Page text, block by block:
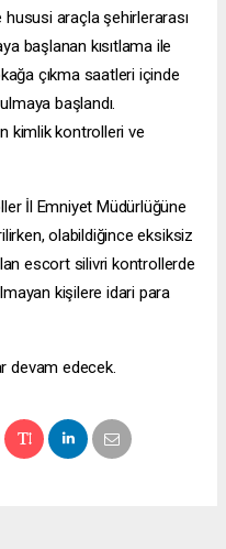
hususi araçla şehirlerarası
başlanan kısıtlama ile
çıkma saatleri içinde
başlandı.
kimlik kontrolleri ve
İl Emniyet Müdürlüğüne
olabildiğince eksiksiz
escort silivri kontrollerde
kişilere idari para
devam edecek.